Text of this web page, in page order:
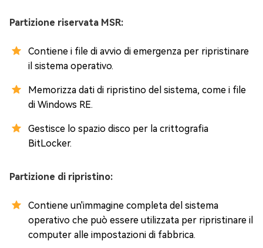
Partizione riservata MSR:
Contiene i file di avvio di emergenza per ripristinare
il sistema operativo.
Memorizza dati di ripristino del sistema, come i file
di Windows RE.
Gestisce lo spazio disco per la crittografia
BitLocker.
Partizione di ripristino:
Contiene un'immagine completa del sistema
operativo che può essere utilizzata per ripristinare il
computer alle impostazioni di fabbrica.